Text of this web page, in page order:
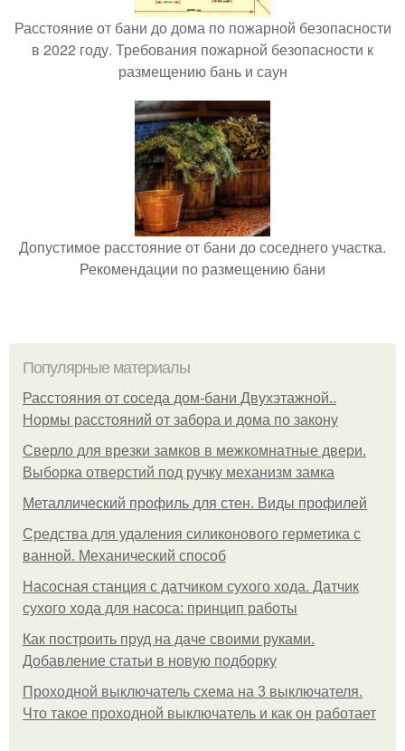
Расстояние от бани до дома по пожарной безопасности
в 2022 году. Требования пожарной безопасности к
размещению бань и саун
Допустимое расстояние от бани до соседнего участка.
Рекомендации по размещению бани
Популярные материалы
Расстояния от соседа дом-бани Двухэтажной..
Нормы расстояний от забора и дома по закону
Сверло для врезки замков в межкомнатные двери.
Выборка отверстий под ручку механизм замка
Металлический профиль для стен. Виды профилей
Средства для удаления силиконового герметика с
ванной. Механический способ
Насосная станция с датчиком сухого хода. Датчик
сухого хода для насоса: принцип работы
Как построить пруд на даче своими руками.
Добавление статьи в новую подборку
Проходной выключатель схема на 3 выключателя.
Что такое проходной выключатель и как он работает